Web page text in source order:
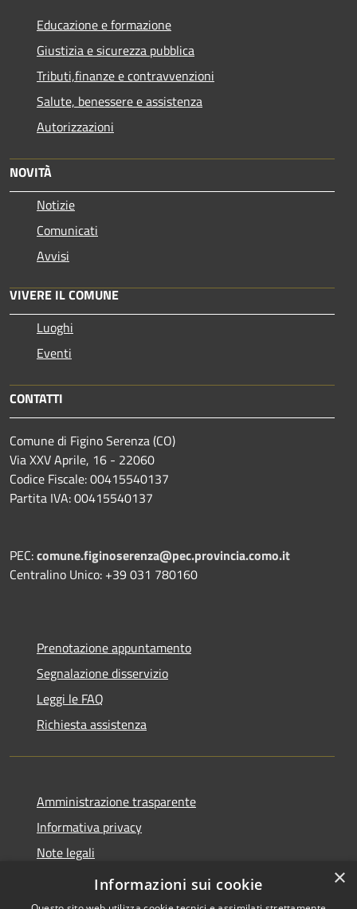
Educazione e formazione
Giustizia e sicurezza pubblica
Tributi,finanze e contravvenzioni
Salute, benessere e assistenza
Autorizzazioni
NOVITÀ
Notizie
Comunicati
Avvisi
VIVERE IL COMUNE
Luoghi
Eventi
CONTATTI
Comune di Figino Serenza (CO)
Via XXV Aprile, 16 - 22060
Codice Fiscale: 00415540137
Partita IVA: 00415540137
PEC:comune.figinoserenza@pec.provincia.como.it
Centralino Unico: +39 031 780160
Prenotazione appuntamento
Segnalazione disservizio
Leggi le FAQ
Richiesta assistenza
Amministrazione trasparente
Informativa privacy
Note legali
Dichiarazione di accessibilità
×
Informazioni sui cookie